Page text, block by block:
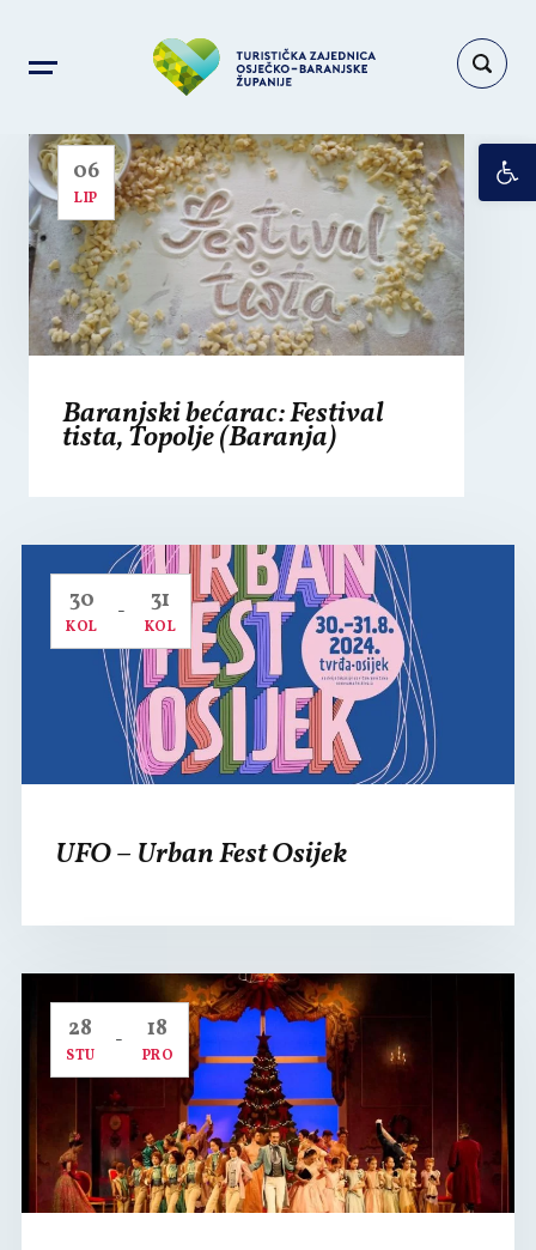
06
LIP
Baranjski bećarac: Festival
tista, Topolje (Baranja)
30
KOL
- 31
KOL
UFO – Urban Fest Osijek
28
STU
- 18
PRO